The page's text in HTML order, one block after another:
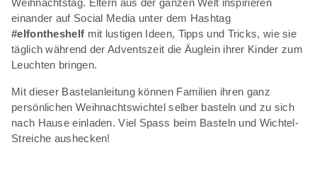
einander auf Social Media unter dem Hashtag
#elfontheshelf mit lustigen Ideen, Tipps und Tricks, wie sie
täglich während der Adventszeit die Äuglein ihrer Kinder zum
Leuchten bringen.
Mit dieser Bastelanleitung können Familien ihren ganz
persönlichen Weihnachtswichtel selber basteln und zu sich
nach Hause einladen. Viel Spass beim Basteln und Wichtel-
Streiche aushecken!